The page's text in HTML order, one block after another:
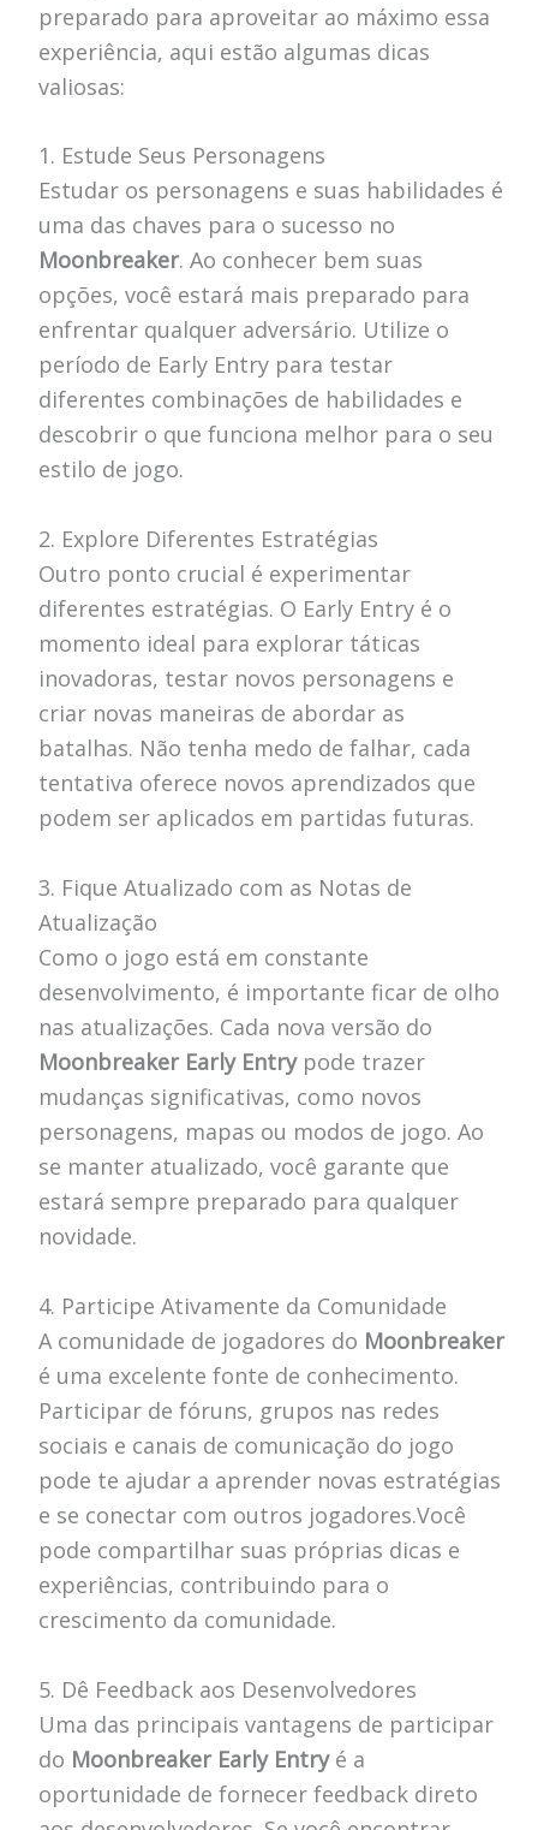
preparado para aproveitar ao máximo essa
experiência, aqui estão algumas dicas
valiosas:
1. Estude Seus Personagens
Estudar os personagens e suas habilidades é
uma das chaves para o sucesso no
Moonbreaker. Ao conhecer bem suas
opções, você estará mais preparado para
enfrentar qualquer adversário. Utilize o
período de Early Entry para testar
diferentes combinações de habilidades e
descobrir o que funciona melhor para o seu
estilo de jogo.
2. Explore Diferentes Estratégias
Outro ponto crucial é experimentar
diferentes estratégias. O Early Entry é o
momento ideal para explorar táticas
inovadoras, testar novos personagens e
criar novas maneiras de abordar as
batalhas. Não tenha medo de falhar, cada
tentativa oferece novos aprendizados que
podem ser aplicados em partidas futuras.
3. Fique Atualizado com as Notas de
Atualização
Como o jogo está em constante
desenvolvimento, é importante ficar de olho
nas atualizações. Cada nova versão do
Moonbreaker Early Entrypode trazer
mudanças significativas, como novos
personagens, mapas ou modos de jogo. Ao
se manter atualizado, você garante que
estará sempre preparado para qualquer
novidade.
4. Participe Ativamente da Comunidade
A comunidade de jogadores do Moonbreaker
é uma excelente fonte de conhecimento.
Participar de fóruns, grupos nas redes
sociais e canais de comunicação do jogo
pode te ajudar a aprender novas estratégias
e se conectar com outros jogadores.Você
pode compartilhar suas próprias dicas e
experiências, contribuindo para o
crescimento da comunidade.
5. Dê Feedback aos Desenvolvedores
Uma das principais vantagens de participar
do Moonbreaker Early Entryé a
oportunidade de fornecer feedback direto